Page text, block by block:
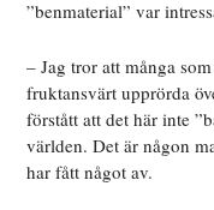
”benmaterial” var
– Jag tror att många
fruktansvärt upprörda
förstått att det här inte
världen. Det är någon
har fått något av.